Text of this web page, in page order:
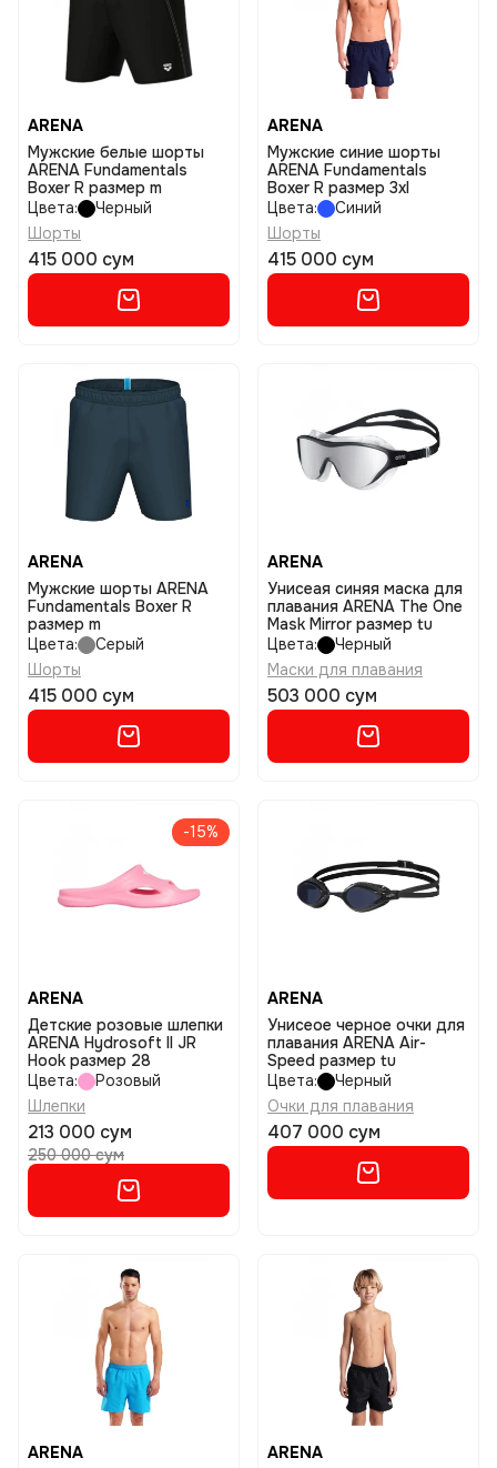
ARENA
Мужские белые шорты
ARENA Fundamentals
Boxer R размер m
Цвета:
Черный
Шорты
415 000 сум
ARENA
Мужские синие шорты
ARENA Fundamentals
Boxer R размер 3xl
Цвета:
Синий
Шорты
415 000 сум
ARENA
Мужские шорты ARENA
Fundamentals Boxer R
размер m
Цвета:
Серый
Шорты
415 000 сум
ARENA
Унисеая синяя маска для
плавания ARENA The One
Mask Mirror размер tu
Цвета:
Черный
Маски для плавания
503 000 сум
-15%
ARENA
Детские розовые шлепки
ARENA Hydrosoft II JR
Hook размер 28
Цвета:
Розовый
Шлепки
213 000 сум
250 000 сум
ARENA
Унисеое черное очки для
плавания ARENA Air-
Speed размер tu
Цвета:
Черный
Очки для плавания
407 000 сум
ARENA
ARENA